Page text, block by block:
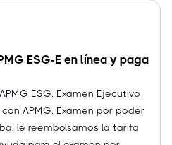
ESG-E en línea y paga
ESG. Examen Ejecutivo
APMG. Examen por poder
le reembolsamos la tarifa